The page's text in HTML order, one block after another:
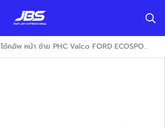
โช้คอัพ หน้า ซ้าย PHC Valco FORD ECOSPORT 2012-2018 (ฟอร์ด อีโค่สปอร์ต) แก๊ส